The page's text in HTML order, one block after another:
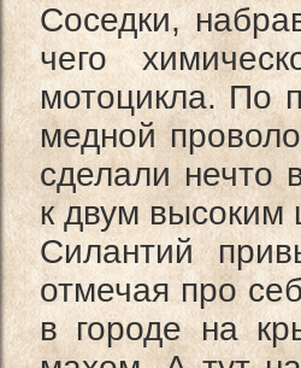
Соседки,
чего
мотоцикла. По
медной
сделали нечто
к двум
Силантий
отмечая про
в городе на